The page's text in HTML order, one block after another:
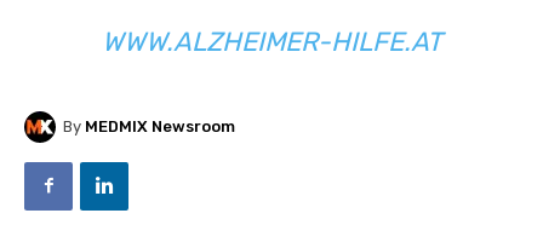
WWW.ALZHEIMER-HILFE.AT
By MEDMIX Newsroom